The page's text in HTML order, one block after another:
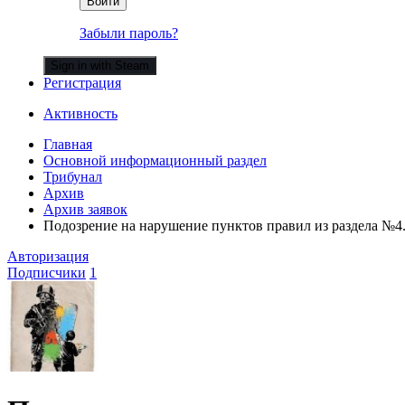
Забыли пароль?
Sign in with Steam
Регистрация
Активность
Главная
Основной информационный раздел
Трибунал
Архив
Архив заявок
Подозрение на нарушение пунктов правил из раздела №4.
Авторизация
Подписчики 1